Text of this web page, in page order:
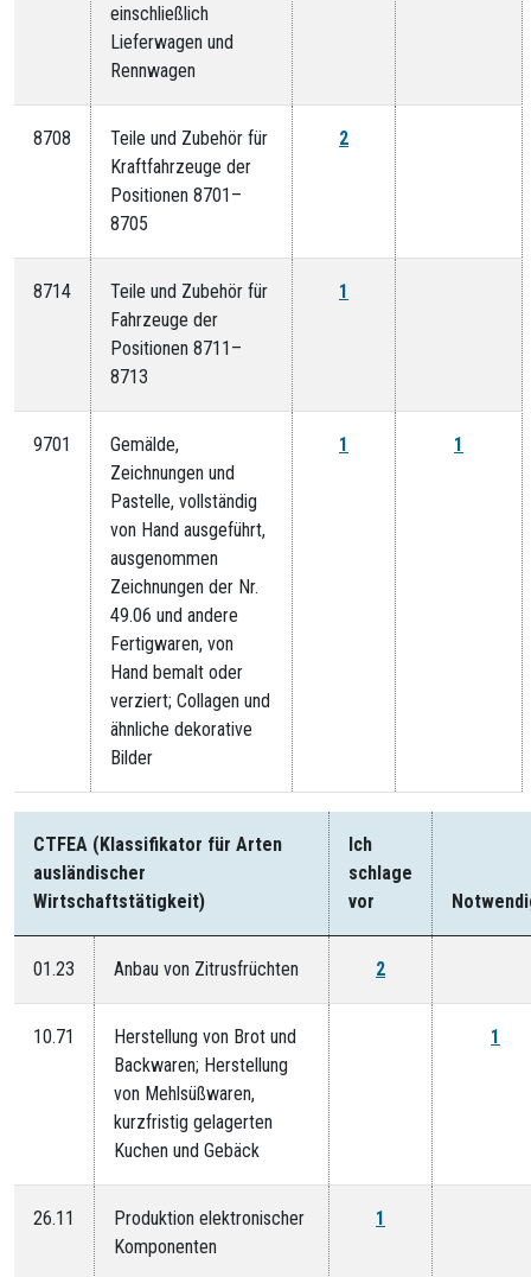
einschließlich
Lieferwagen und
Rennwagen
8708
Teile und Zubehör für
Kraftfahrzeuge der
Positionen 8701–
8705
2
8714
Teile und Zubehör für
Fahrzeuge der
Positionen 8711–
8713
1
9701
Gemälde,
Zeichnungen und
Pastelle, vollständig
von Hand ausgeführt,
ausgenommen
Zeichnungen der Nr.
49.06 und andere
Fertigwaren, von
Hand bemalt oder
verziert; Collagen und
ähnliche dekorative
Bilder
1 1
CTFEA (Klassifikator für Arten
ausländischer
Wirtschaftstätigkeit)
Ich
schlage
vor
01.23 Anbau von Zitrusfrüchten 2
10.71
Herstellung von Brot und
Backwaren; Herstellung
von Mehlsüßwaren,
kurzfristig gelagerten
Kuchen und Gebäck
1
26.11
Produktion elektronischer
Komponenten
1